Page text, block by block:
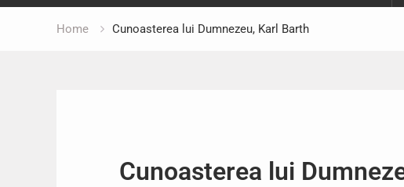
Home Cunoasterea lui Dumnezeu, Karl Barth
Cunoasterea lui